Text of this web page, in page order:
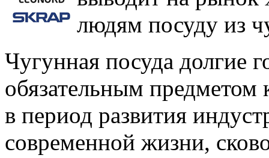
людям посуду из
Чугунная посуда долгие
обязательным
в период развития
современной жизни,